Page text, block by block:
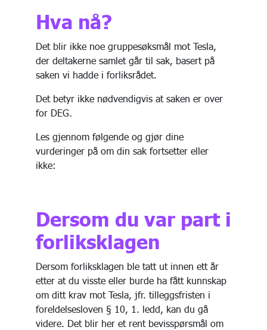
Hva nå?
Det blir ikke noe gruppesøksmål mot Tesla,
der deltakerne samlet går til sak, basert på
saken vi hadde i forliksrådet.
Det betyr ikke nødvendigvis at saken er over
for DEG.
Les gjennom følgende og gjør dine
vurderinger på om din sak fortsetter eller
ikke:
Dersom du var part i
forliksklagen
Dersom forliksklagen ble tatt ut innen ett år
etter at du visste eller burde ha fått kunnskap
om ditt krav mot Tesla, jfr. tilleggsfristen i
foreldelsesloven § 10, 1. ledd, kan du gå
videre. Det blir her et rent bevisspørsmål om